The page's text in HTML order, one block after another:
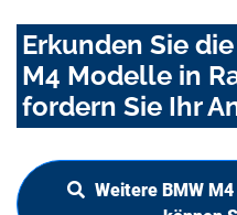
Erkunden Sie
M4 Modelle in
fordern Sie Ihr
Weitere BMW